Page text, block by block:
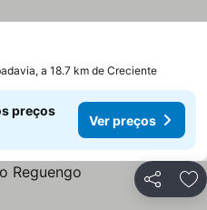
a 18.7 km de Creciente
preços
Ver preços
Partilhar